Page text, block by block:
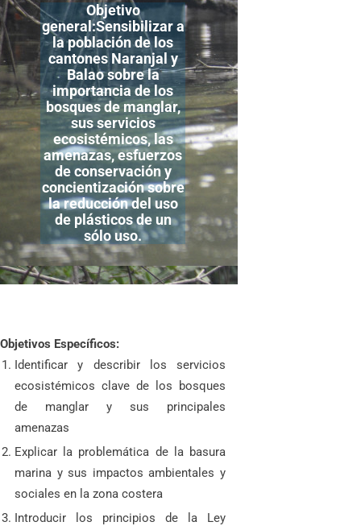
Objetivo
general:Sensibilizar a
la población de los
cantones Naranjal y
Balao sobre la
importancia de los
bosques de manglar,
sus servicios
ecosistémicos, las
amenazas, esfuerzos
de conservación y
concientización sobre
la reducción del uso
de plásticos de un
sólo uso.
Objetivos Específicos:
Identificar y describir los servicios
ecosistémicos clave de los bosques
de manglar y sus principales
amenazas
Explicar la problemática de la basura
marina y sus impactos ambientales y
sociales en la zona costera
Introducir los principios de la Ley